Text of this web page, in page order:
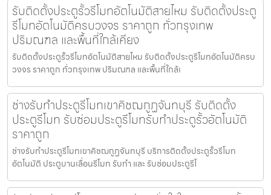
รับติดตั้งประตูรั้วรีโมทอัตโนมัติสายไหม รับติดตั้งประตู
รีโมทอัตโนมัติครบวงจร ราคาถูก ทั่วกรุงเทพ
ปริมณฑล และพื้นที่ใกล้เคียง
รับติดตั้งประตูรั้วรีโมทอัตโนมัติสายไหม รับติดตั้งประตูรีโมทอัตโนมัติครบ
วงจร ราคาถูก ทั่วกรุงเทพ ปริมณฑล และพื้นที่ใกล้เ
ช่างรับทำประตูรีโมทเขาคิชฌกูฏจันทบุรี รับติดตั้ง
ประตูรีโมท รับซ่อมประตูรีโมทรับทำประตูรั้วอัตโนมัติ
ราคาถูก
ช่างรับทำประตูรีโมทเขาคิชฌกูฏจันทบุรี บริการติดตั้งประตูรั้วรีโมท
อัตโนมัติ ประตูบานเลื่อนรีโมท รับทำ และ รับซ่อมประตูรีโ